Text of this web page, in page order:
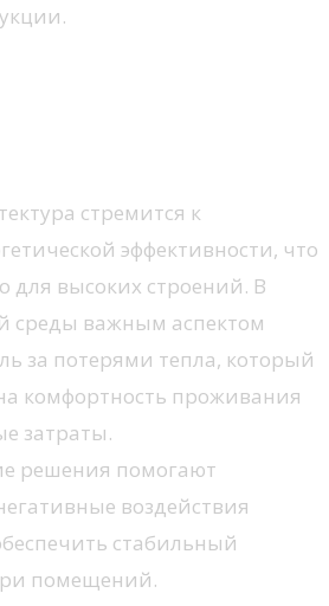
стремится к
эффективности, что
для высоких строений. В
среды важным аспектом
за потерями тепла, который
комфортность проживания
затраты.
решения помогают
воздействия
стабильный
помещений.